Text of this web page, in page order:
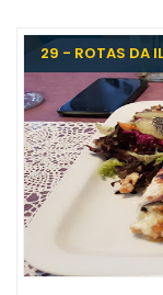
29 - ROTAS DA